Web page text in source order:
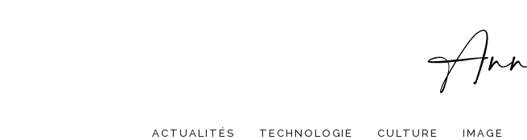
ACTUALITÉS TECHNOLOGIE CULTURE IMAGE